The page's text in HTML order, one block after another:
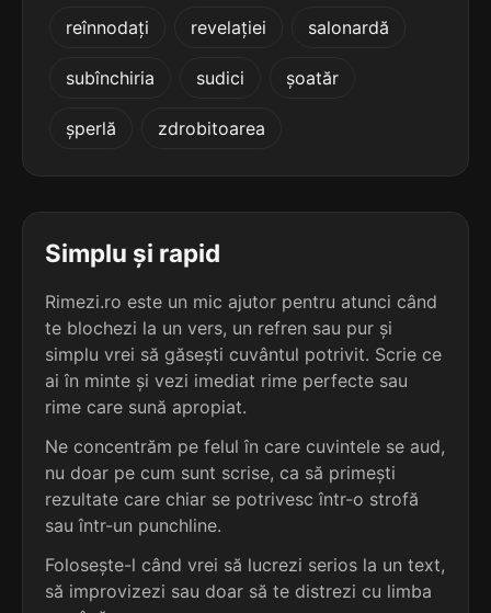
terminație: terea
admiterea
5
comiterea
5
4 sil.
terminație: omiterea
terminație: miterea
abaterea
5
terminație: terea
reînnodați revelației salonardă
subînchiria sudici șoatăr
șperlă zdrobitoarea
Simplu și rapid
Rimezi.ro este un mic ajutor pentru atunci când
te blochezi la un vers, un refren sau pur și
simplu vrei să găsești cuvântul potrivit. Scrie ce
ai în minte și vezi imediat rime perfecte sau
rime care sună apropiat.
Ne concentrăm pe felul în care cuvintele se aud,
nu doar pe cum sunt scrise, ca să primești
rezultate care chiar se potrivesc într-o strofă
sau într-un punchline.
Folosește-l când vrei să lucrezi serios la un text,
să improvizezi sau doar să te distrezi cu limba